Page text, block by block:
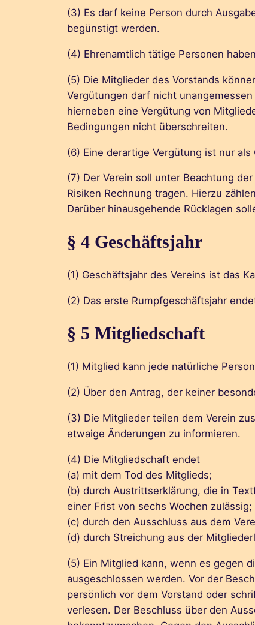
(3) Es darf keine Person durch
begünstigt werden.
(4) Ehrenamtlich tätige Personen
(5) Die Mitglieder des Vorstands
Vergütungen darf nicht
hierneben eine Vergütung von
Bedingungen nicht überschreiten.
(6) Eine derartige Vergütung ist nur
(7) Der Verein soll unter Beachtung
Risiken Rechnung tragen. Hierzu
Darüber hinausgehende Rücklagen
§ 4 Geschäftsjahr
(1) Geschäftsjahr des Vereins ist das
(2) Das erste Rumpfgeschäftsjahr
§ 5 Mitgliedschaft
(1) Mitglied kann jede natürliche
(2) Über den Antrag, der keiner
(3) Die Mitglieder teilen dem Verein
etwaige Änderungen zu informieren.
(4) Die Mitgliedschaft endet
(a) mit dem Tod des Mitglieds;
(b) durch Austrittserklärung, die in
einer Frist von sechs Wochen zulässig;
(c) durch den Ausschluss aus dem
(d) durch Streichung aus der
(5) Ein Mitglied kann, wenn es gegen
ausgeschlossen werden. Vor der
persönlich vor dem Vorstand oder
verlesen. Der Beschluss über den